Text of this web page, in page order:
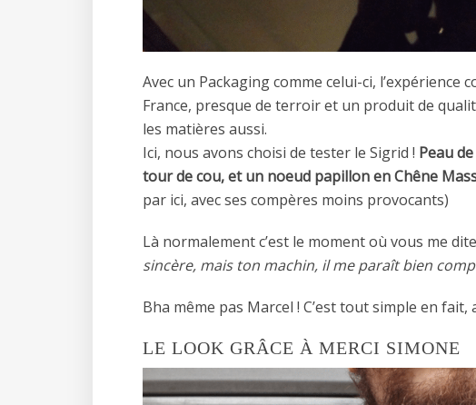
Avec un Packaging comme celui-ci, l’expérience
France, presque de terroir et un produit de
les matières aussi.
Ici, nous avons choisi de tester le Sigrid ! Peau
tour de cou, et un noeud papillon en Chêne
par ici, avec ses compères moins provocants)
Là normalement c’est le moment où vous me
sincère, mais ton machin, il me paraît bien
Bha même pas Marcel ! C’est tout simple en
LE LOOK GRÂCE À MERCI SIMONE